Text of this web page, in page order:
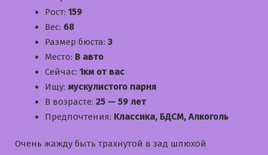
Рост: 159
Вес: 68
Размер бюста: 3
Место: В авто
Сейчас: 1км от вас
Ищу: мускулистого парня
В возрасте: 25 — 59 лет
Предпочтения: Классика, БДСМ, Алкоголь
Очень жажду быть трахнутой в зад шлюхой